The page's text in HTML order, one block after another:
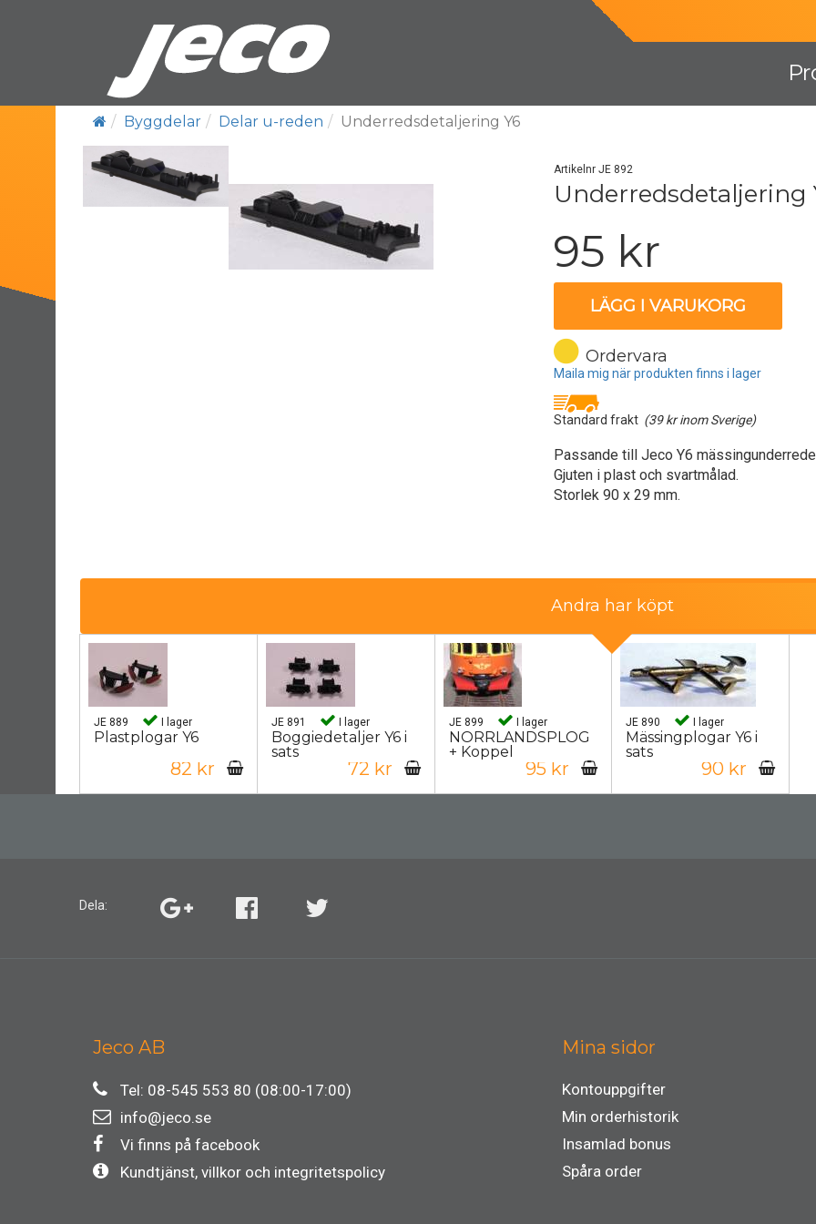
Byggdelar Delar u-reden Underredsdetaljering Y6
Artikelnr JE 892
Underredsdetaljering
95 kr
LÄGG I VARUKORG
Ordervara
Maila mig när produkten finns i lager
Standard frakt (39 kr inom Sverige)
Passande till Jeco Y6
Gjuten i plast och svartmålad.
Storlek 90 x 29 mm.
Andra har köpt
JE 889 I lager
Plastplogar Y6
82 kr
JE 891 I lager
Boggiedetaljer Y6 i
sats
72 kr
JE 899 I lager
NORRLANDSPLOG
+ Koppel
95 kr
JE 890 I lager
Mässingplogar Y6 i
sats
90 kr
Dela:
Jeco AB
Tel: 08-545 553 80 (08:00-17:00)
info@jeco.se
Vi finns på facebook
Kundtjänst, villkor och integritetspolicy
Mina sidor
Kontouppgifter
Min orderhistorik
Insamlad bonus
Spåra order